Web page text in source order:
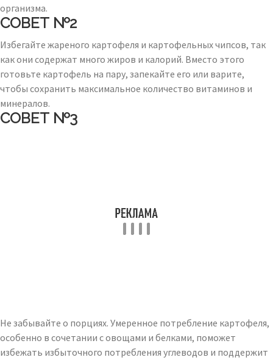
организма.
СОВЕТ №2
Избегайте жареного картофеля и картофельных чипсов, так
как они содержат много жиров и калорий. Вместо этого
готовьте картофель на пару, запекайте его или варите,
чтобы сохранить максимальное количество витаминов и
минералов.
СОВЕТ №3
Не забывайте о порциях. Умеренное потребление картофеля,
особенно в сочетании с овощами и белками, поможет
избежать избыточного потребления углеводов и поддержит